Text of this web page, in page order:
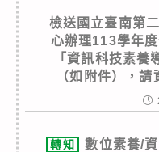
檢送國立臺南第
心辦理113學年
「資訊科技素養
（如附件），
轉知 數位素養/